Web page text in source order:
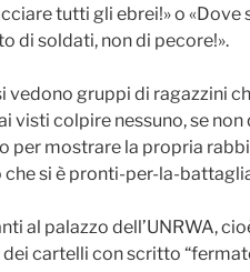
tutti gli ebrei!» o «Dove
di soldati, non di pecore!».
vedono gruppi di ragazzini
visti colpire nessuno, se
per mostrare la propria
che si è pronti-per-la-
al palazzo dell’UNRWA,
cartelli con scritto